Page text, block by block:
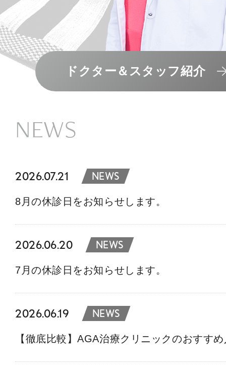
ドクター＆スタッフ紹介
NEWS
2026.07.21 NEWS
8月の休診日をお知らせします。
2026.06.20 NEWS
7月の休診日をお知らせします。
2026.06.19 NEWS
【徹底比較】AGA治療クリニックのおすす